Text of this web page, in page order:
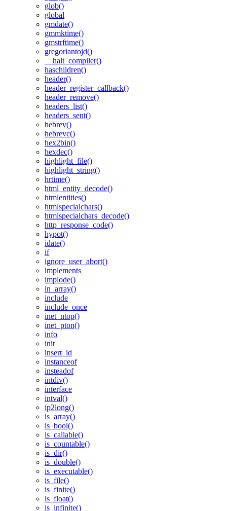
glob()
global
gmdate()
gmmktime()
gmstrftime()
gregoriantojd()
__halt_compiler()
haschildren()
header()
header_register_callback()
header_remove()
headers_list()
headers_sent()
hebrev()
hebrevc()
hex2bin()
hexdec()
highlight_file()
highlight_string()
hrtime()
html_entity_decode()
htmlentities()
htmlspecialchars()
htmlspecialchars_decode()
http_response_code()
hypot()
idate()
if
ignore_user_abort()
implements
implode()
in_array()
include
include_once
inet_ntop()
inet_pton()
info
init
insert_id
instanceof
insteadof
intdiv()
interface
intval()
ip2long()
is_array()
is_bool()
is_callable()
is_countable()
is_dir()
is_double()
is_executable()
is_file()
is_finite()
is_float()
is_infinite()